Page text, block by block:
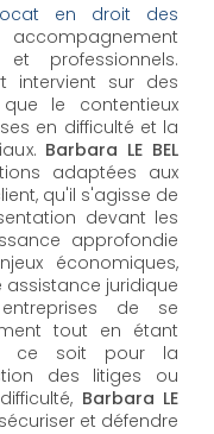
en droit des
professionnels.
intervient sur des
le contentieux
en difficulté et la
Barbara LE BEL
adaptées aux
qu'il s'agisse de
devant les
approfondie
économiques,
assistance juridique
de se
tout en étant
ce soit pour la
des litiges ou
Barbara LE
et défendre